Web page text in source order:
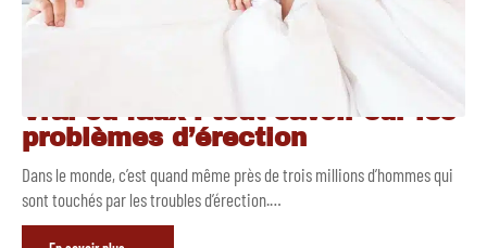
Vrai ou faux : tout savoir sur les
problèmes d’érection
Dans le monde, c’est quand même près de trois millions d’hommes qui
sont touchés par les troubles d’érection.…